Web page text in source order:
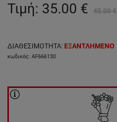
Τιμή: 35.00 € 45.00€
ΔΙΑΘΕΣΙΜΟΤΗΤΑ: ΕΞΑΝΤΛΗΜΕΝΟ
κωδικός: AF666130